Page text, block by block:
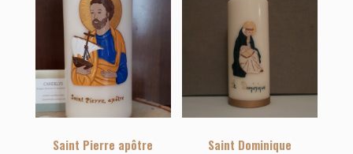
Saint Pierre apôtre
Saint Dominique